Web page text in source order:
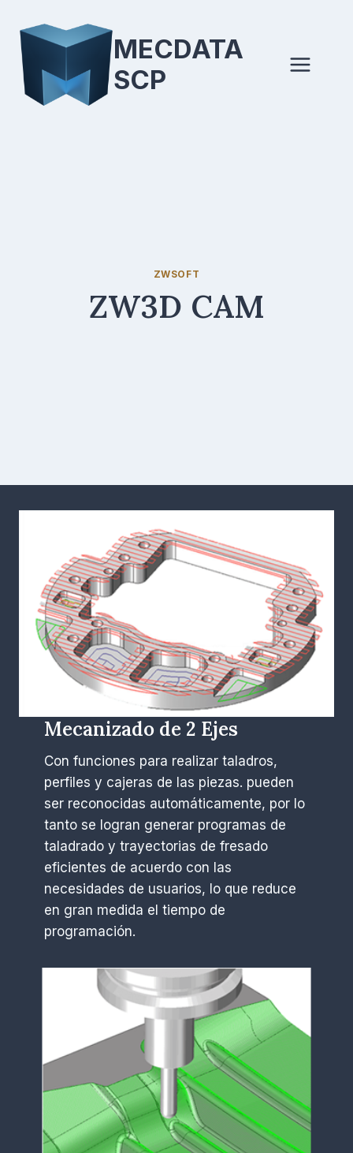
contenido
MECDATA
SCP
ZWSOFT
ZW3D CAM
Mecanizado de 2 Ejes
Con funciones para realizar taladros,
perfiles y cajeras de las piezas. pueden
ser reconocidas automáticamente, por lo
tanto se logran generar programas de
taladrado y trayectorias de fresado
eficientes de acuerdo con las
necesidades de usuarios, lo que reduce
en gran medida el tiempo de
programación.